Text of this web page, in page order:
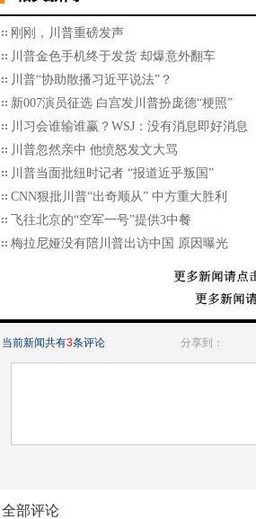
刚刚，川普重磅发声
川普金色手机终于发货 却爆意外翻车
川普“协助散播习近平说法”？
新007演员征选 白宫发川普扮庞德“梗照”
川习会谁输谁赢？WSJ：没有消息即好消息
川普忽然亲中 他愤怒发文大骂
川普当面批纽时记者 “报道近乎叛国”
CNN狠批川普“出奇顺从” 中方重大胜利
飞往北京的“空军一号”提供3中餐
梅拉尼娅没有陪川普出访中国 原因曝光
当前新闻共有3条评论 分享到：
全部评论